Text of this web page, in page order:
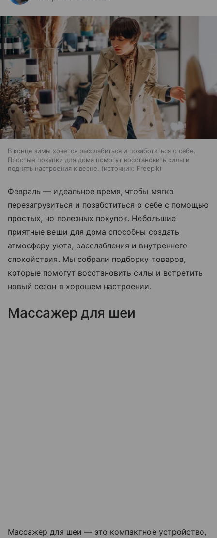
В конце зимы хочется расслабиться и позаботиться о себе.
Простые покупки для дома помогут восстановить силы и
поднять настроения к весне.
источник: Freepik
Февраль — идеальное время, чтобы мягко
перезагрузиться и позаботиться о себе с помощью
простых, но полезных покупок. Небольшие
приятные вещи для дома способны создать
атмосферу уюта, расслабления и внутреннего
спокойствия. Мы собрали подборку товаров,
которые помогут восстановить силы и встретить
новый сезон в хорошем настроении.
Массажер для шеи
Массажер для шеи — это компактное устройство,